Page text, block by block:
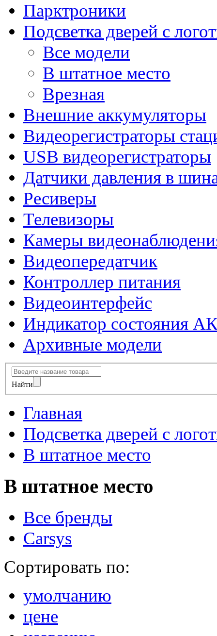
Парктроники
Подсветка дверей с
Все модели
В штатное место
Врезная
Внешние аккумуляторы
Видеорегистраторы
USB видеорегистраторы
Датчики давления в
Ресиверы
Телевизоры
Камеры
Видеопередатчик
Контроллер питания
Видеоинтерфейс
Индикатор состояния
Архивные модели
Найти
Главная
Подсветка дверей с
В штатное место
В штатное место
Все бренды
Carsys
Сортировать по:
умолчанию
цене